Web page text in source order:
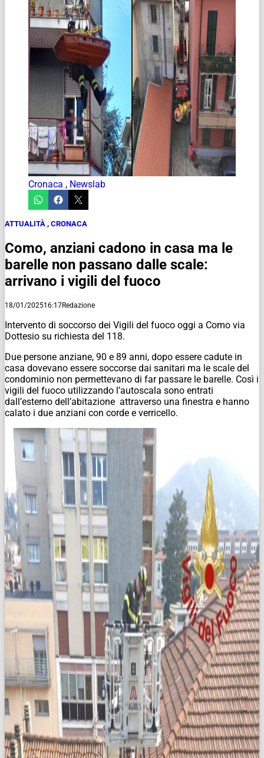
Cronaca , Newslab
ATTUALITÀ , CRONACA
Como, anziani cadono in casa ma le
barelle non passano dalle scale:
arrivano i vigili del fuoco
18/01/202516:17Redazione
Intervento di soccorso dei Vigili del fuoco oggi a Como via
Dottesio su richiesta del 118.
Due persone anziane, 90 e 89 anni, dopo essere cadute in
casa dovevano essere soccorse dai sanitari ma le scale del
condominio non permettevano di far passare le barelle. Così i
vigili del fuoco utilizzando l’autoscala sono entrati
dall’esterno dell’abitazione attraverso una finestra e hanno
calato i due anziani con corde e verricello.